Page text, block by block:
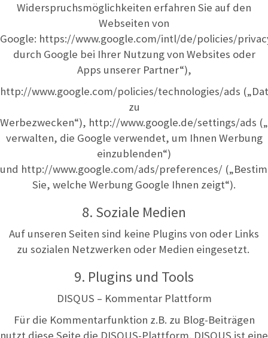
Widerspruchsmöglichkeiten erfahren Sie auf den
Webseiten von
Google: https://www.google.com/intl/de/policies/
durch Google bei Ihrer Nutzung von Websites oder
Apps unserer Partner“),
http://www.google.com/policies/technologies/ads
zu
Werbezwecken“), http://www.google.de/settings/ads
verwalten, die Google verwendet, um Ihnen Werbung
einzublenden“)
und http://www.google.com/ads/preferences/
Sie, welche Werbung Google Ihnen zeigt“).
8. Soziale Medien
Auf unseren Seiten sind keine Plugins von oder Links
zu sozialen Netzwerken oder Medien eingesetzt.
9. Plugins und Tools
DISQUS – Kommentar Plattform
Für die Kommentarfunktion z.B. zu Blog-Beiträgen